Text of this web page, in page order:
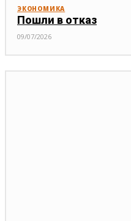
ЭКОНОМИКА
Пошли в отказ
09/07/2026